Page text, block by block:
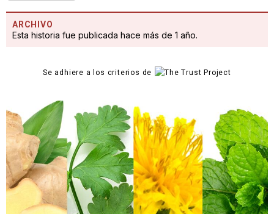
ARCHIVO
Esta historia fue publicada hace más de 1 año.
Se adhiere a los criterios de